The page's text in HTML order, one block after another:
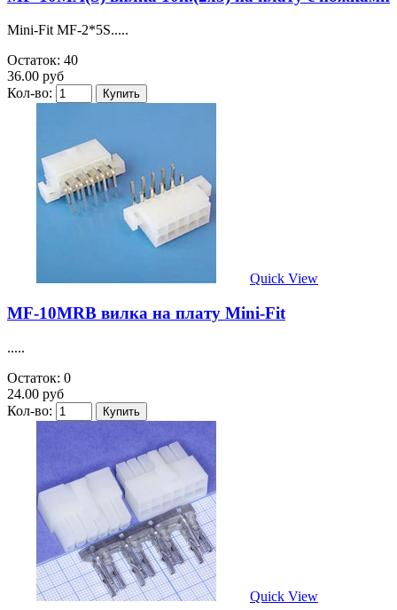
Mini-Fit MF-2*5S.....
Остаток: 40
36.00 руб
Кол-во:
Quick View
MF-10MRB вилка на плату Mini-Fit
.....
Остаток: 0
24.00 руб
Кол-во:
Quick View